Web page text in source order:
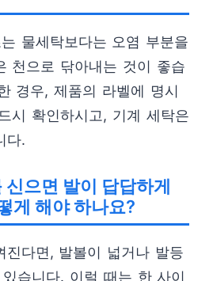
물세탁보다는 오염 부분을
천으로 닦아내는 것이 좋습
경우, 제품의 라벨에 명시
시 확인하시고, 기계 세탁은
다.
으면 발이 답답하게
게 해야 하나요?
진다면, 발볼이 넓거나 발등
습니다. 이럴 때는 한 사이